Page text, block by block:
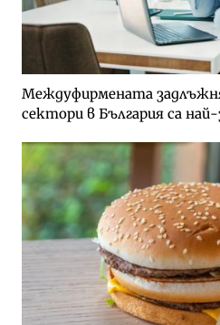
Междуфирмената
сектори в България са